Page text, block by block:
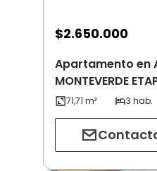
$2.650.000
Apartamento en
MONTEVERDE